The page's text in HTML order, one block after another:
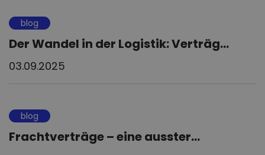
blog
Der Wandel in der Logistik: Verträg...
03.09.2025
blog
Frachtverträge – eine ausster...